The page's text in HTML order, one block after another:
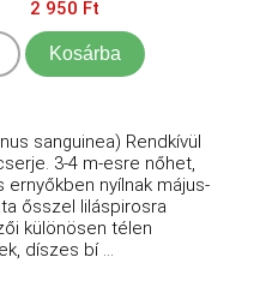
2 950 Ft
Kosárba
sanguinea) Rendkívül
3-4 m-esre nőhet,
ernyőkben nyílnak május-
ősszel liláspirosra
különösen télen
díszes bí ...